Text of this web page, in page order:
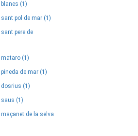
(1)
pol de mar (1)
pere de
(1)
de mar (1)
(1)
(1)
de la selva